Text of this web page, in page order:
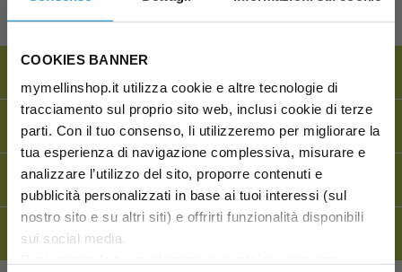
COOKIES BANNER
mymellinshop.it utilizza cookie e altre tecnologie di
tracciamento sul proprio sito web, inclusi cookie di terze
parti. Con il tuo consenso, li utilizzeremo per migliorare la
tua esperienza di navigazione complessiva, misurare e
analizzare l’utilizzo del sito, proporre contenuti e
pubblicità personalizzati in base ai tuoi interessi (sul
nostro sito e su altri siti) e offrirti funzionalità disponibili
sui social media.
SPEDIZIONE GRATUITAOLTRE I 45€
CONSEGNA GARANTITAENTRO 1/3 GIORNI
RESOGRATUITO